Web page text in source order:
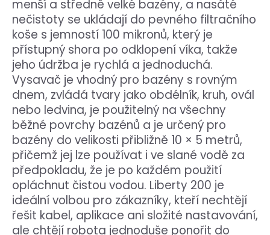
menší a středně velké bazény, a nasáté
nečistoty se ukládají do pevného filtračního
koše s jemností 100 mikronů, který je
přístupný shora po odklopení víka, takže
jeho údržba je rychlá a jednoduchá.
Vysavač je vhodný pro bazény s rovným
dnem, zvládá tvary jako obdélník, kruh, ovál
nebo ledvina, je použitelný na všechny
běžné povrchy bazénů a je určený pro
bazény do velikosti přibližně 10 × 5 metrů,
přičemž jej lze používat i ve slané vodě za
předpokladu, že je po každém použití
opláchnut čistou vodou. Liberty 200 je
ideální volbou pro zákazníky, kteří nechtějí
řešit kabel, aplikace ani složité nastavování,
ale chtějí robota jednoduše ponořit do